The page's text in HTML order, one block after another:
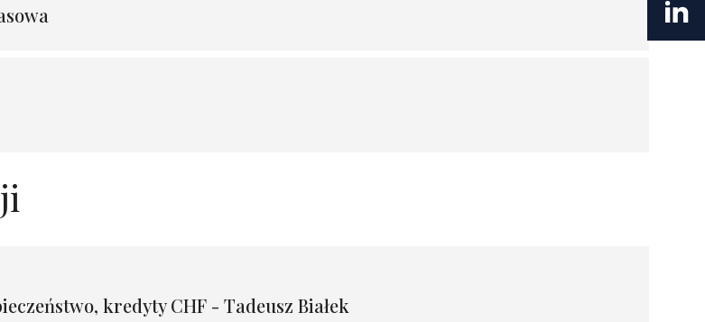
kredyty CHF - Tadeusz Białek